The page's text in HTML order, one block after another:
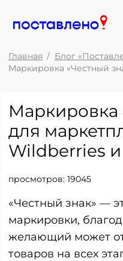
Главная
Блог
Маркировка «Честный
Маркировка
для
Wildberries
просмотров: 19045
«Честный знак» —
маркировки,
желающий может
товаров на всех